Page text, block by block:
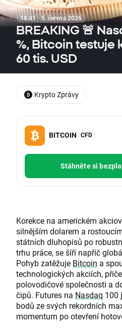
18:41 · 5. června 2026
BREAKING 🚨
%, Bitcoin testuje
60 tis. USD
BITCOIN CFD
Stáhněte si
Korekce na americkém
silnějším dolarem a
státních dluhopisů po
trhu práce, se šíří napříč
Pohyb zatěžuje Bitcoin a
technologických akciích,
polovodičové společnosti a
čipů. Futures na Nasdaq 100
bodů ze svých rekordních
momentum po otevření
Krypto Zprávy